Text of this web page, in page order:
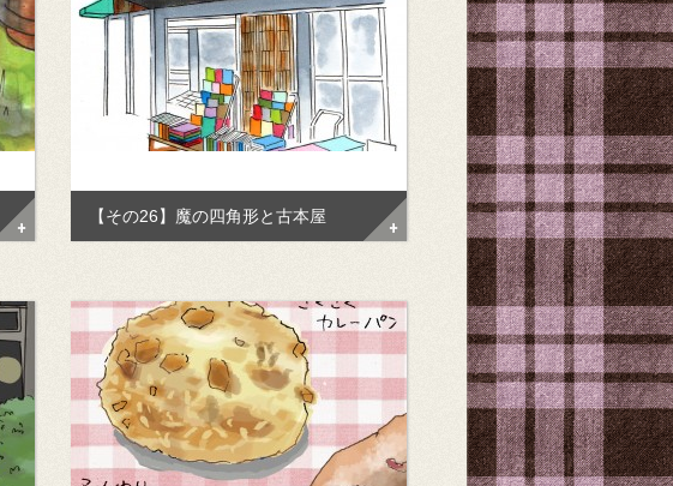
【その26】魔の四角形と古本屋